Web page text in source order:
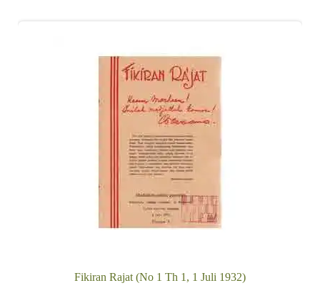
Fikiran Rajat (No 1 Th 1, 1 Juli 1932)